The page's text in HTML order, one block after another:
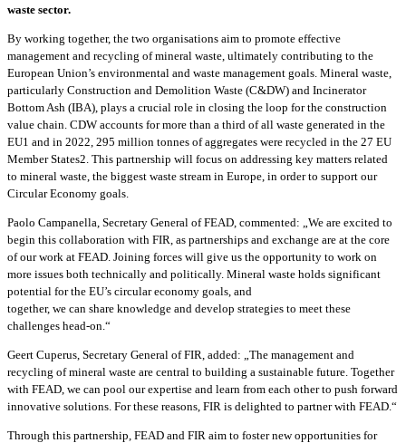
waste sector.
By working together, the two organisations aim to promote effective
management and recycling of mineral waste, ultimately contributing to the
European Union’s environmental and waste management goals. Mineral waste,
particularly Construction and Demolition Waste (C&DW) and Incinerator
Bottom Ash (IBA), plays a crucial role in closing the loop for the construction
value chain. CDW accounts for more than a third of all waste generated in the
EU1 and in 2022, 295 million tonnes of aggregates were recycled in the 27 EU
Member States2. This partnership will focus on addressing key matters related
to mineral waste, the biggest waste stream in Europe, in order to support our
Circular Economy goals.
Paolo Campanella, Secretary General of FEAD, commented: „We are excited to
begin this collaboration with FIR, as partnerships and exchange are at the core
of our work at FEAD. Joining forces will give us the opportunity to work on
more issues both technically and politically. Mineral waste holds significant
potential for the EU’s circular economy goals, and
together, we can share knowledge and develop strategies to meet these
challenges head-on.“
Geert Cuperus, Secretary General of FIR, added: „The management and
recycling of mineral waste are central to building a sustainable future. Together
with FEAD, we can pool our expertise and learn from each other to push forward
innovative solutions. For these reasons, FIR is delighted to partner with FEAD.“
Through this partnership, FEAD and FIR aim to foster new opportunities for